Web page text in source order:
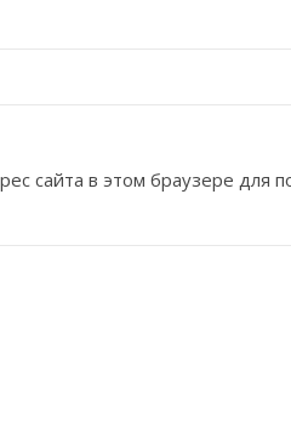
сайта в этом браузере для